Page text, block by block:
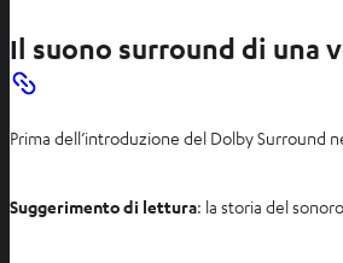
Il suono surround di una
Prima dell’introduzione del Dolby Surround
Suggerimento di lettura: la storia del